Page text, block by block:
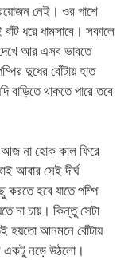
নেই। ওর পাশে
ধরে ধামসাবে। সকালে
আর এসব ভাবতে
দুধের বোঁটায় হাত
বাড়িতে থাকতে পারে তবে
না হোক কাল ফিরে
আবার সেই দীর্ঘ
করতে হবে যাতে পম্পি
না চায়। কিন্তু সেটা
হয়তো আনমনে বোঁটায়
একটু নড়ে উঠলো।